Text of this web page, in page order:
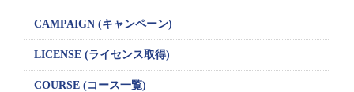
CAMPAIGN (キャンペーン)
LICENSE (ライセンス取得)
COURSE (コース一覧)